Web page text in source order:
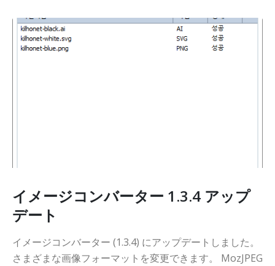
イメージコンバーター 1.3.4 アップ
デート
イメージコンバーター (1.3.4) にアップデートしました。
さまざまな画像フォーマットを変更できます。 MozJPEG